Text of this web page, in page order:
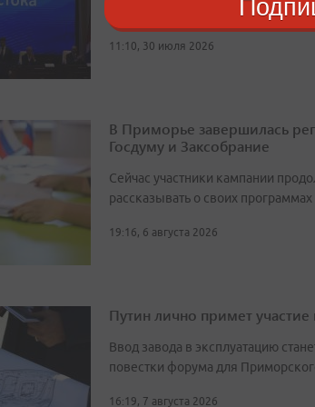
11:10, 30 июля 2026
В Приморье завершилась
Госдуму и Заксобрание
Сейчас участники кампании
рассказывать о своих программах
19:16, 6 августа 2026
Путин лично примет
Ввод завода в эксплуатацию
повестки форума для
16:19, 7 августа 2026